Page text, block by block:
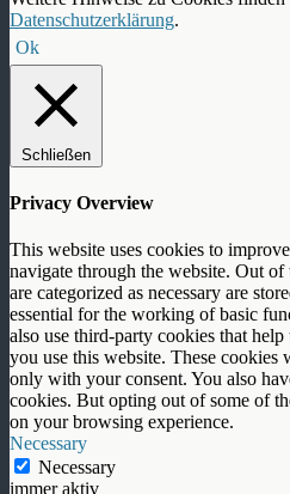
Datenschutzerklärung.
Ok
Schließen
Privacy Overview
This website uses cookies to
navigate through the website. Out of
are categorized as necessary are
essential for the working of basic
also use third-party cookies that
you use this website. These
only with your consent. You also
cookies. But opting out of some of
on your browsing experience.
Necessary
Necessary
immer aktiv